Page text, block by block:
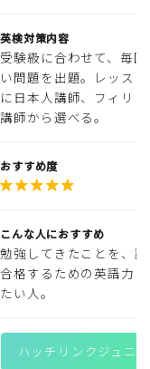
英検対策内容
受験級に合わせて、毎
い問題を出題。レッス
に日本人講師、フィリ
講師から選べる。
おすすめ度

こんな人におすすめ
勉強してきたことを、
合格するための英語力
たい人。
ハッチリンクジュニア